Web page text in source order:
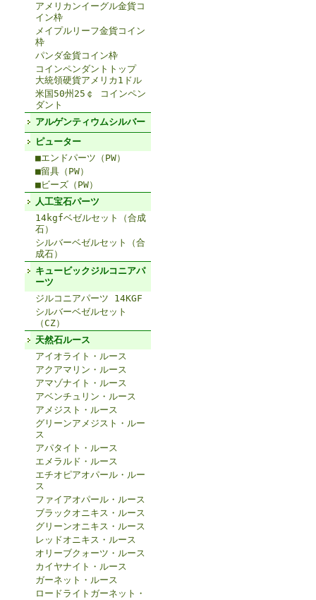
アメリカンイーグル金貨コ
イン枠
メイプルリーフ金貨コイン
枠
パンダ金貨コイン枠
コインペンダントトップ
大統領硬貨アメリカ1ドル
米国50州25￠ コインペン
ダント
アルゲンティウムシルバー
ピューター
■エンドパーツ（PW）
■留具（PW）
■ビーズ（PW）
人工宝石パーツ
14kgfベゼルセット（合成
石）
シルバーベゼルセット（合
成石）
キュービックジルコニアパ
ーツ
ジルコニアパーツ 14KGF
シルバーベゼルセット
（CZ）
天然石ルース
アイオライト・ルース
アクアマリン・ルース
アマゾナイト・ルース
アベンチュリン・ルース
アメジスト・ルース
グリーンアメジスト・ルー
ス
アパタイト・ルース
エメラルド・ルース
エチオピアオパール・ルー
ス
ファイアオパール・ルース
ブラックオニキス・ルース
グリーンオニキス・ルース
レッドオニキス・ルース
オリーブクォーツ・ルース
カイヤナイト・ルース
ガーネット・ルース
ロードライトガーネット・